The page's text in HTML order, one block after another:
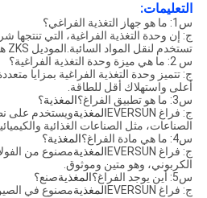
التعليمات:
س1: ما هو جهاز التغذية الفراغي؟
تستخدم لنقل المواد السائبة.الموديل ZKS هو الأكثر شعبية.
س 2: ما هي ميزة وحدة التغذية الفراغية؟
ج: تتميز وحدة التغذية الفراغية بمزايا
أعلى واستهلاك أقل للطاقة.
س3: ما هو تطبيق الفراغ؟
المغذية؟
ج: فراغ EVERSUN
المغذيةويستخدم على
الصناعات، مثل الصناعات الغذائية
س4: ما هي مادة الفراغ؟
المغذية؟
ج: فراغ EVERSUN
المغذيةمصنوع من
الكربوني، وهو متين وموثوق.
س5: أين يوجد الفراغ؟
المغذيةصنع؟
ج: فراغ EVERSUN
المغذيةمصنوع في